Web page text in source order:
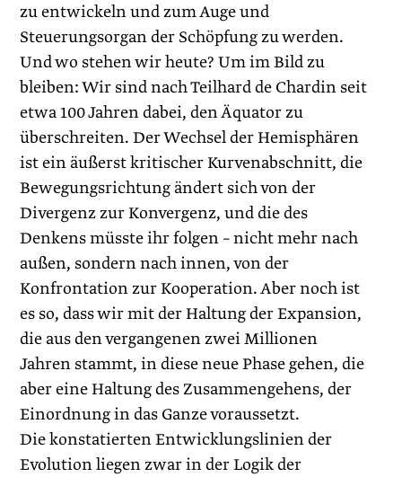
zu entwickeln und zum Auge und
Steuerungsorgan der Schöpfung zu werden.
Und wo stehen wir heute? Um im Bild zu
bleiben: Wir sind nach Teilhard de Chardin seit
etwa 100 Jahren dabei, den Äquator zu
überschreiten. Der Wechsel der Hemisphären
ist ein äußerst kritischer Kurvenabschnitt, die
Bewegungsrichtung ändert sich von der
Divergenz zur Konvergenz, und die des
Denkens müsste ihr folgen – nicht mehr nach
außen, sondern nach innen, von der
Konfrontation zur Kooperation. Aber noch ist
es so, dass wir mit der Haltung der Expansion,
die aus den vergangenen zwei Millionen
Jahren stammt, in diese neue Phase gehen, die
aber eine Haltung des Zusammengehens, der
Einordnung in das Ganze voraussetzt.
Die konstatierten Entwicklungslinien der
Evolution liegen zwar in der Logik der